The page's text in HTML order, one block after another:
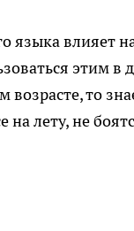
языка влияет
этим в
возрасте, то
на лету, не